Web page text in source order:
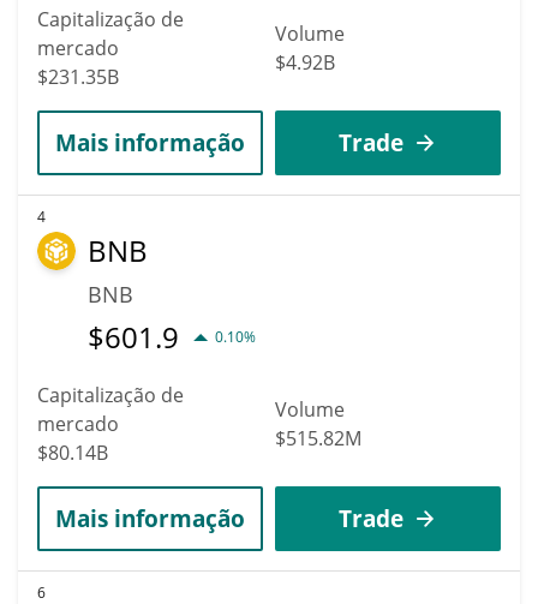
Capitalização de
mercado
$231.35B
Volume
$4.92B
Mais informação Trade
4
BNB
BNB
$601.9 0.10%
Capitalização de
mercado
$80.14B
Volume
$515.82M
Mais informação Trade
6